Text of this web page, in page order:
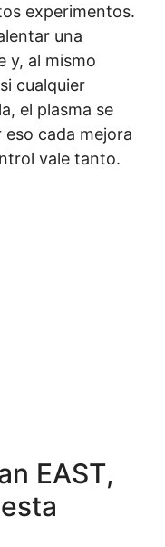
experimentos.
una
y, al mismo
cualquier
el plasma se
cada mejora
vale tanto.
EAST,